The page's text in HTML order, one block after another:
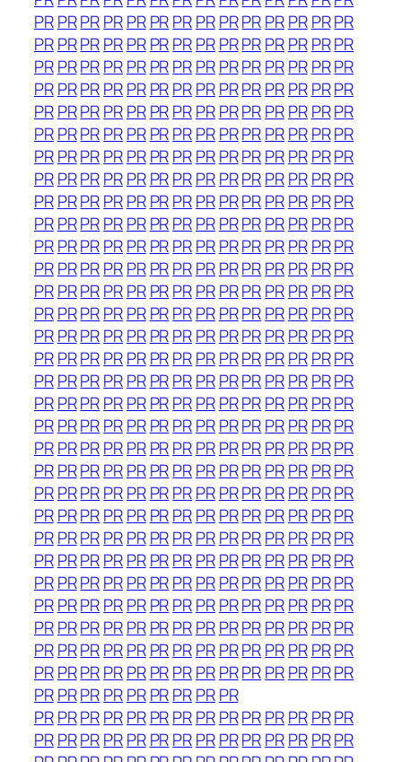
PRPRPRPRPR PRPRPRPRPRPRPR PRPR
PRPRPRPRPR PRPRPRPRPRPRPR PRPR
PRPRPRPRPR PRPRPRPRPRPRPR PRPR
PRPRPRPRPR PRPRPRPRPRPRPR PRPR
PRPRPRPRPR PRPRPRPRPRPRPR PRPR
PRPRPRPRPR PRPRPRPRPRPRPR PRPR
PRPRPRPRPR PRPRPRPRPRPRPR PRPR
PRPRPRPRPR PRPRPRPRPRPRPR PRPR
PRPRPRPRPR PRPRPRPRPRPRPR PRPR
PRPRPRPRPR PRPRPRPRPRPRPR PRPR
PRPRPRPRPR PRPRPRPRPRPRPR PRPR
PRPRPRPRPR PRPRPRPRPRPRPR PRPR
PRPRPRPRPR PRPRPRPRPRPRPR PRPR
PRPRPRPRPR PRPRPRPRPRPRPR PRPR
PRPRPRPRPR PRPRPRPRPRPRPR PRPR
PRPRPRPRPR PRPRPRPRPRPRPR PRPR
PRPRPRPRPR PRPRPRPRPRPRPR PRPR
PRPRPRPRPR PRPRPRPRPRPRPR PRPR
PRPRPRPRPR PRPRPRPRPRPRPR PRPR
PRPRPRPRPR PRPRPRPRPRPRPR PRPR
PRPRPRPRPR PRPRPRPRPRPRPR PRPR
PRPRPRPRPR PRPRPRPRPRPRPR PRPR
PRPRPRPRPR PRPRPRPRPRPRPR PRPR
PRPRPRPRPR PRPRPRPRPRPRPR PRPR
PRPRPRPRPR PRPRPRPRPRPRPR PRPR
PRPRPRPRPR PRPRPRPRPRPRPR PRPR
PRPRPRPRPR PRPRPRPRPRPRPR PRPR
PRPRPRPRPR PRPRPRPRPRPRPR PRPR
PRPRPRPRPR PRPRPRPRPRPRPR PRPR
PRPRPRPRPR PRPRPRPRPRPRPR PRPR
PRPRPRPRPR PRPRPRPR
PRPRPRPRPR PRPRPRPRPRPRPR PRPR
PRPRPRPRPR PRPRPRPRPRPRPR PRPR